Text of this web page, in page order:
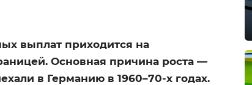
выплат приходится на
Основная причина роста —
в Германию в 1960–70-х годах.